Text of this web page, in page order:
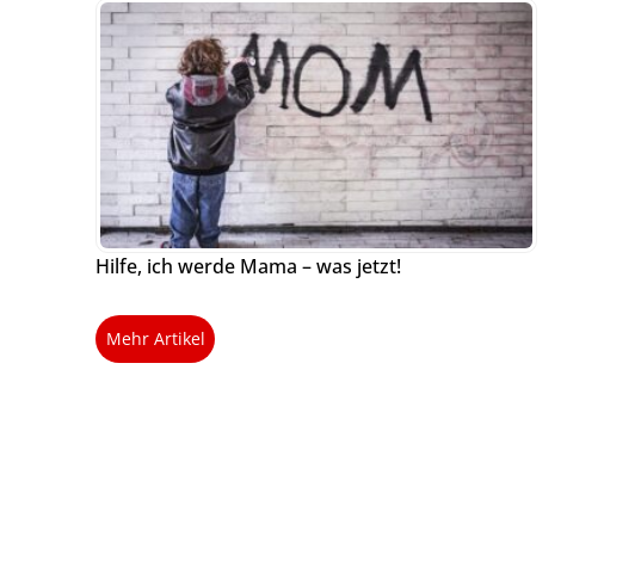
Hilfe, ich werde Mama – was jetzt!
Mehr Artikel